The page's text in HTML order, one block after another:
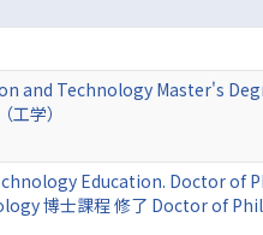
and Technology Master's
学）
Education. Doctor of
博士課程 修了 Doctor of